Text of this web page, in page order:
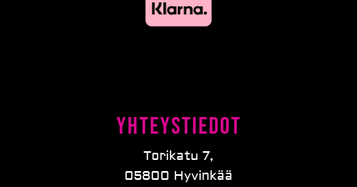
Yhteystiedot
Torikatu 7,
05800 Hyvinkää